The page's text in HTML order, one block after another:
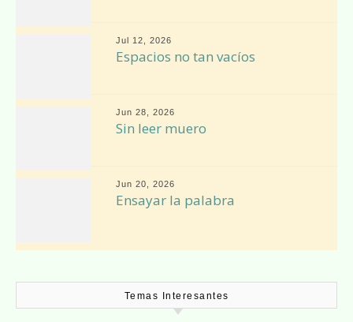
Jul 12, 2026
Espacios no tan vacíos
Jun 28, 2026
Sin leer muero
Jun 20, 2026
Ensayar la palabra
Temas Interesantes